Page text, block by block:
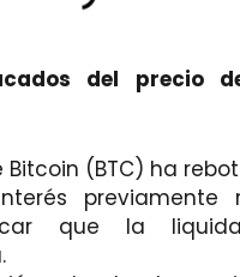
del precio
Bitcoin (BTC) ha
previamente
que la